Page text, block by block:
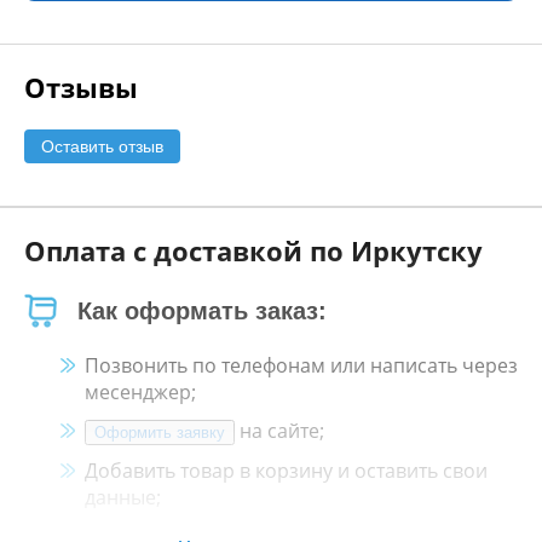
Отзывы
Оставить отзыв
Оплата с доставкой по Иркутску
Как оформать заказ:
Позвонить по телефонам или написать через
месенджер;
Оформить заявку
на сайте;
Добавить товар в корзину и оставить свои
данные;
Менеджер свяжется с Вами в течение 30